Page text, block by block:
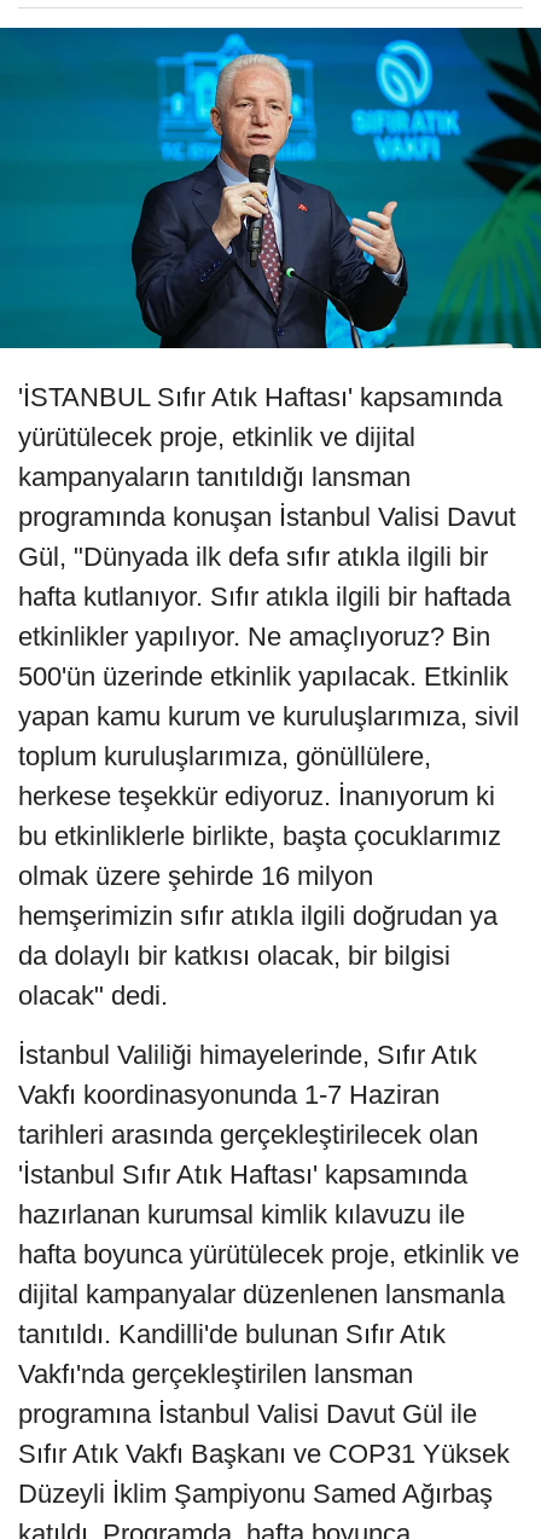
'İSTANBUL Sıfır Atık Haftası' kapsamında
yürütülecek proje, etkinlik ve dijital
kampanyaların tanıtıldığı lansman
programında konuşan İstanbul Valisi Davut
Gül, "Dünyada ilk defa sıfır atıkla ilgili bir
hafta kutlanıyor. Sıfır atıkla ilgili bir haftada
etkinlikler yapılıyor. Ne amaçlıyoruz? Bin
500'ün üzerinde etkinlik yapılacak. Etkinlik
yapan kamu kurum ve kuruluşlarımıza, sivil
toplum kuruluşlarımıza, gönüllülere,
herkese teşekkür ediyoruz. İnanıyorum ki
bu etkinliklerle birlikte, başta çocuklarımız
olmak üzere şehirde 16 milyon
hemşerimizin sıfır atıkla ilgili doğrudan ya
da dolaylı bir katkısı olacak, bir bilgisi
olacak" dedi.
İstanbul Valiliği himayelerinde, Sıfır Atık
Vakfı koordinasyonunda 1-7 Haziran
tarihleri arasında gerçekleştirilecek olan
'İstanbul Sıfır Atık Haftası' kapsamında
hazırlanan kurumsal kimlik kılavuzu ile
hafta boyunca yürütülecek proje, etkinlik ve
dijital kampanyalar düzenlenen lansmanla
tanıtıldı. Kandilli'de bulunan Sıfır Atık
Vakfı'nda gerçekleştirilen lansman
programına İstanbul Valisi Davut Gül ile
Sıfır Atık Vakfı Başkanı ve COP31 Yüksek
Düzeyli İklim Şampiyonu Samed Ağırbaş